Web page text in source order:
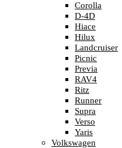
Corolla
D-4D
Hiace
Hilux
Landcruiser
Picnic
Previa
RAV4
Ritz
Runner
Supra
Verso
Yaris
Volkswagen